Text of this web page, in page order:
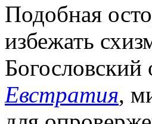
Подобная
избежать
Евстратия,